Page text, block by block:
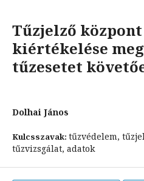
Tűzjelző
kiértékelése
tűzesetet
Dolhai János
Kulcsszavak: tűzvédelem,
tűzvizsgálat, adatok